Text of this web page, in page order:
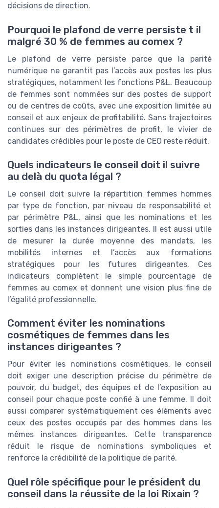
décisions de direction.
Pourquoi le plafond de verre persiste t il
malgré 30 % de femmes au comex ?
Le plafond de verre persiste parce que la parité
numérique ne garantit pas l’accès aux postes les plus
stratégiques, notamment les fonctions P&L. Beaucoup
de femmes sont nommées sur des postes de support
ou de centres de coûts, avec une exposition limitée au
conseil et aux enjeux de profitabilité. Sans trajectoires
continues sur des périmètres de profit, le vivier de
candidates crédibles pour le poste de CEO reste réduit.
Quels indicateurs le conseil doit il suivre
au delà du quota légal ?
Le conseil doit suivre la répartition femmes hommes
par type de fonction, par niveau de responsabilité et
par périmètre P&L, ainsi que les nominations et les
sorties dans les instances dirigeantes. Il est aussi utile
de mesurer la durée moyenne des mandats, les
mobilités internes et l’accès aux formations
stratégiques pour les futures dirigeantes. Ces
indicateurs complètent le simple pourcentage de
femmes au comex et donnent une vision plus fine de
l’égalité professionnelle.
Comment éviter les nominations
cosmétiques de femmes dans les
instances dirigeantes ?
Pour éviter les nominations cosmétiques, le conseil
doit exiger une description précise du périmètre de
pouvoir, du budget, des équipes et de l’exposition au
conseil pour chaque poste confié à une femme. Il doit
aussi comparer systématiquement ces éléments avec
ceux des postes occupés par des hommes dans les
mêmes instances dirigeantes. Cette transparence
réduit le risque de nominations symboliques et
renforce la crédibilité de la politique de parité.
Quel rôle spécifique pour le président du
conseil dans la réussite de la loi Rixain ?